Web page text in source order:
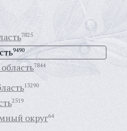
7825
9490
7844
13290
2519
округ64